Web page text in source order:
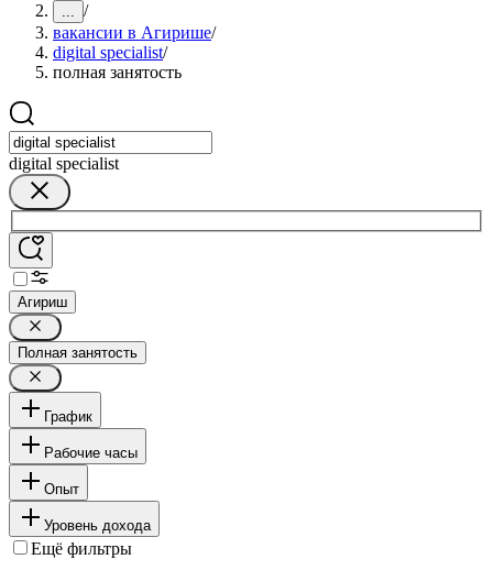
... /
вакансии в Агирише/
digital specialist/
полная занятость
digital specialist
Агириш
Полная занятость
График
Рабочие часы
Опыт
Уровень дохода
Ещё фильтры